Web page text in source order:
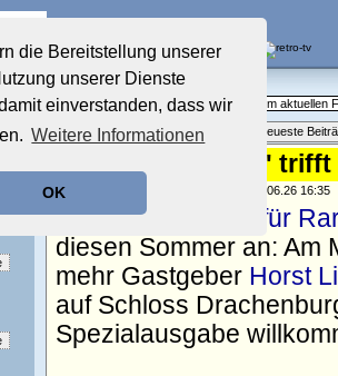
die Bereitstellung unserer
unserer Dienste
einverstanden, dass wir
Weitere Informationen
OK
Aktuelles Forum
Fragen, Antworten und Meinungen zum aktuellen
Themenübersicht • Neues Thema Neueste
"Bares für Rares"
geschrieben von: , 30.06.26 16:35
Eine neue
"Bares für
diesen Sommer an: Am
mehr Gastgeber Horst
auf Schloss
Spezialausgabe